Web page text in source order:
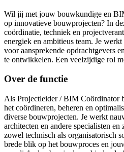
Wil jij met jouw bouwkundige en
op innovatieve bouwprojecten? In
coördinatie, techniek en
energiek en ambitieus team. Je
voor aansprekende opdrachtgevers
te ontwikkelen. Een veelzijdige rol
Over de functie
Als Projectleider / BIM Coördinator
het coördineren, beheren en
diverse bouwprojecten. Je werkt
architecten en andere specialisten
zowel technisch als organisatorisch
brede blik op het bouwproces en